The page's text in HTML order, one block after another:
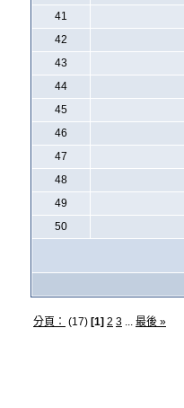
41
42
43
44
45
46
47
48
49
50
分頁： (17) [1] 2 3... 最後 »